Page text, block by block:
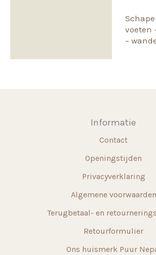
voeten
–
Informatie
Contact
Openingstijden
Privacyverklaring
Algemene voorwaarden
Terugbetaal- en
Retourformulier
Ons huismerk Puur